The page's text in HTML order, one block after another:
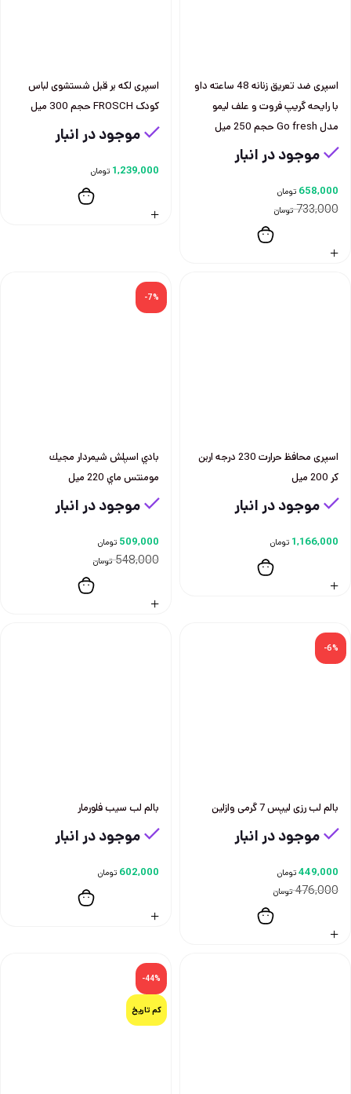
اسپری ضد تعريق زنانه 48 ساعته داو
با رايحه گریپ فروت و علف ليمو
مدل Go fresh حجم 250 ميل
موجود در انبار
733,000 تومان
658,000 تومان
اسپری لكه بر قبل شستشوی لباس
كودک FROSCH حجم 300 ميل
موجود در انبار
1,239,000 تومان
اسپری محافظ حرارت 230 درجه اربن
كر 200 ميل
موجود در انبار
1,166,000 تومان
-7%
بادي اسپلش شيمردار مجيك
مومنتس ماي 220 ميل
موجود در انبار
548,000 تومان
509,000 تومان
-6%
بالم لب رزی لیپس 7 گرمی وازلین
موجود در انبار
476,000 تومان
449,000تومان
بالم لب سيب فلورمار
موجود در انبار
602,000 تومان
-44%
کم تاریخ